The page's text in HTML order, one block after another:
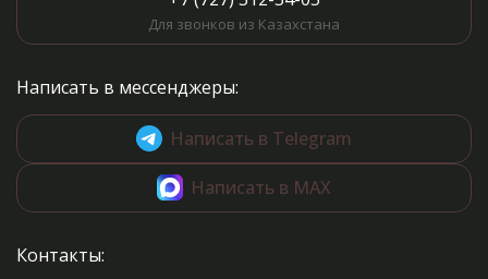
Для звонков из Казахстана
Написать в мессенджеры:
Написать в Telegram
Написать в MAX
Контакты: